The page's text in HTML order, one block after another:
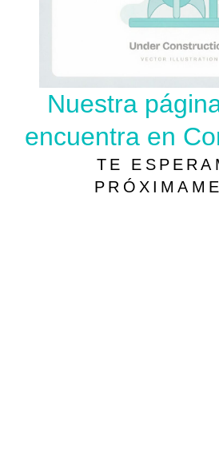
Nuestra
encuentra en
TE